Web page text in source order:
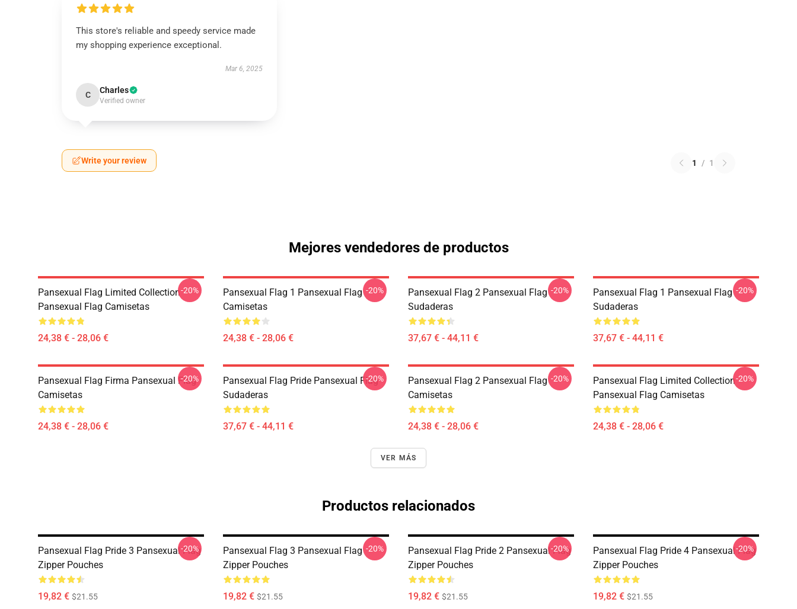
This store's reliable and speedy service made
my shopping experience exceptional.
Mar 6, 2025
C Charles
Verified owner
Write your review 1 / 1
Mejores vendedores de productos
Pansexual Flag Limited Collection
Pansexual Flag Camisetas
24,38 € - 28,06 €
-20%
Pansexual Flag 1 Pansexual Flag
Camisetas
24,38 € - 28,06 €
-20%
Pansexual Flag 2 Pansexual Flag
Sudaderas
37,67 € - 44,11 €
-20%
Pansexual Flag 1 Pansexual Flag
Sudaderas
37,67 € - 44,11 €
-20%
Pansexual Flag Firma Pansexual Flag
Camisetas
24,38 € - 28,06 €
-20%
Pansexual Flag Pride Pansexual Flag
Sudaderas
37,67 € - 44,11 €
-20%
Pansexual Flag 2 Pansexual Flag
Camisetas
24,38 € - 28,06 €
-20%
Pansexual Flag Limited Collection
Pansexual Flag Camisetas
24,38 € - 28,06 €
-20%
VER MÁS
Productos relacionados
Pansexual Flag Pride 3 Pansexual Flag
Zipper Pouches
19,82 € $21.55
-20%
Pansexual Flag 3 Pansexual Flag
Zipper Pouches
19,82 € $21.55
-20%
Pansexual Flag Pride 2 Pansexual Flag
Zipper Pouches
19,82 € $21.55
-20%
Pansexual Flag Pride 4 Pansexual Flag
Zipper Pouches
19,82 € $21.55
-20%